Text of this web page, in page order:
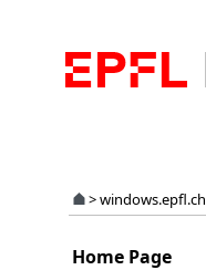
>windows.epfl.ch
Home Page